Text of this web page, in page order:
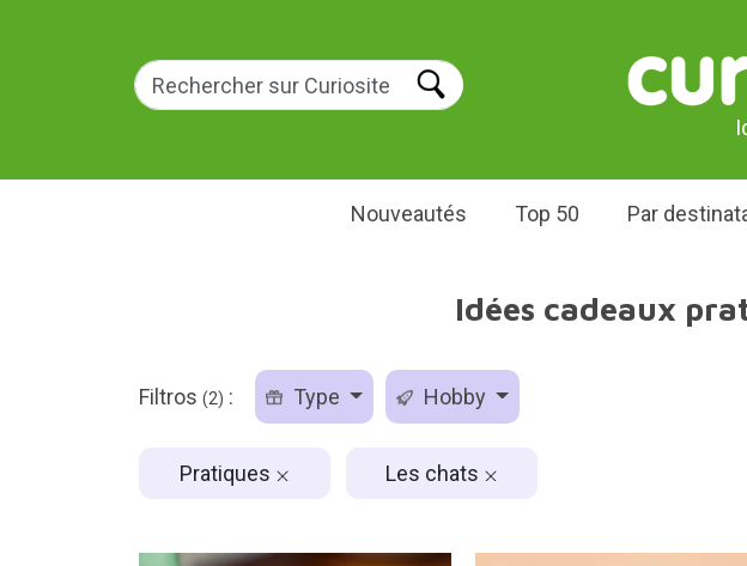
Nouveautés Top 50 Par
Idées cadeaux
Filtros (2) : Type Hobby
Pratiques Les chats